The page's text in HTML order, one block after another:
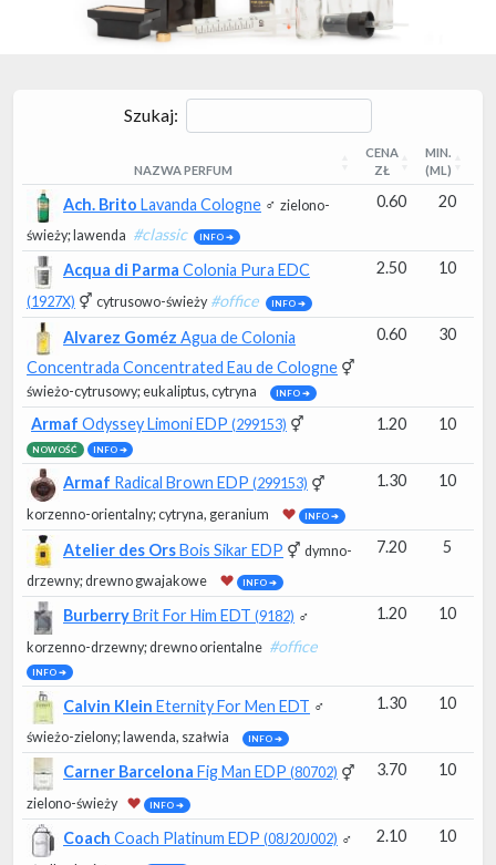
Szukaj:
NAZWA PERFUM
CENA
ZŁ
MIN.
(ML)
CENA
ZŁ
MIN.
(ML)
Ach. Brito Lavanda Cologne ♂ zielono-
świeży; lawenda #classic INFO ➔
0.60 20
Acqua di Parma Colonia Pura EDC
(1927X) ⚥ cytrusowo-świeży #office INFO ➔
2.50 10
Alvarez Goméz Agua de Colonia
Concentrada Concentrated Eau de Cologne ⚥
świeżo-cytrusowy; eukaliptus, cytryna INFO ➔
0.60 30
Armaf Odyssey Limoni EDP (299153) ⚥
NOWOŚĆ INFO ➔
1.20 10
Armaf Radical Brown EDP (299153) ⚥
korzenno-orientalny; cytryna, geranium INFO ➔
1.30 10
Atelier des OrsBois Sikar EDP ⚥ dymno-
drzewny; drewno gwajakowe INFO ➔
7.20 5
BurberryBrit For Him EDT (9182) ♂
korzenno-drzewny; drewno orientalne #office
INFO ➔
1.20 10
Calvin Klein Eternity For Men EDT ♂
świeżo-zielony; lawenda, szałwia INFO ➔
1.30 10
Carner Barcelona Fig Man EDP (80702) ⚥
zielono-świeży INFO ➔
3.70 10
Coach Coach Platinum EDP (08J20J002) ♂ 2.10 10